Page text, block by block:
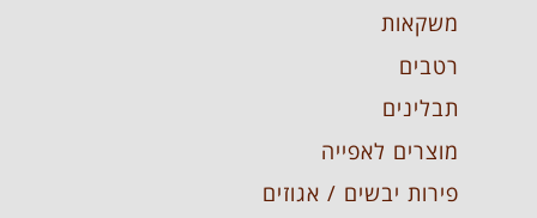
משקאות
רטבים
תבלינים
מוצרים לאפייה
פירות יבשים / אגוזים